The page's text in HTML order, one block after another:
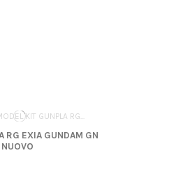
RG EXIA GUNDAM GN